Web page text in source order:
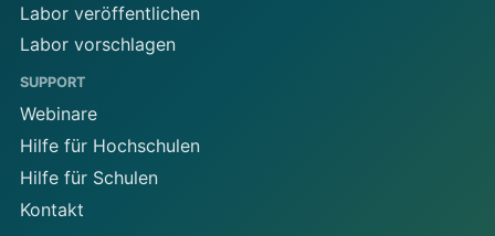
Labor veröffentlichen
Labor vorschlagen
SUPPORT
Webinare
Hilfe für Hochschulen
Hilfe für Schulen
Kontakt